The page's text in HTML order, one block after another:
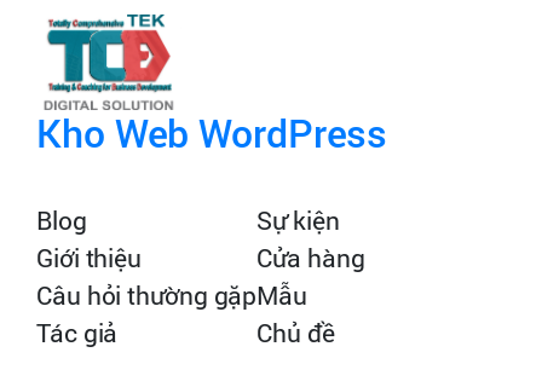
Kho Web WordPress
Blog
Giới thiệu
Câu hỏi thường gặp
Tác giả
Sự kiện
Cửa hàng
Mẫu
Chủ đề